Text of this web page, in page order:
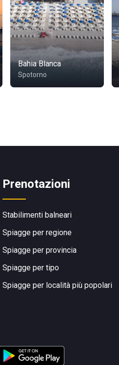
Bahia Blanca
Spotorno
Prenotazioni
Stabilimenti balneari
Spiagge per regione
Spiagge per provincia
Spiagge per tipo
Spiagge per località più popolari